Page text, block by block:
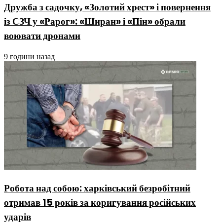
Дружба з садочку, «Золотий хрест» і повернення
із СЗЧ у «Рарог»: «Ширан» і «Пін» обрали
воювати дронами
9 години назад
Робота над собою: харківський безробітний
отримав 15 років за коригування російських
ударів